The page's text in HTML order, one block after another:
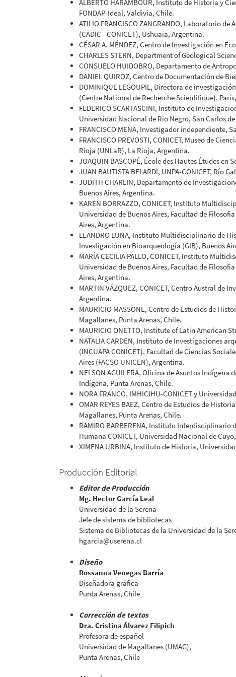
ALBERTO HARAMBOUR, Instituto de Historia y
FONDAP-Ideal, Valdivia, Chile.
ATILIO FRANCISCO ZANGRANDO, Laboratorio
(CADIC - CONICET), Ushuaia, Argentina.
CÉSAR A. MÉNDEZ, Centro de Investigación en
CHARLES STERN, Department of Geological
CONSUELO HUIDOBRO, Departamento de
DANIEL QUIROZ, Centro de Documentación de
DOMINIQUE LEGOUPIL, Directora de
(Centre National de Recherche Scientifique),
FEDERICO SCARTASCINI, Instituto de
Universidad Nacional de Rio Negro, San Carlos
FRANCISCO MENA, Investigador independiente,
FRANCISCO PREVOSTI, CONICET, Museo de
Rioja (UNLaR), La Rioja, Argentina.
JOAQUIN BASCOPÉ, École des Hautes Études en
JUAN BAUTISTA BELARDI, UNPA-CONICET, Río
JUDITH CHARLIN, Departamento de
Buenos Aires, Argentina.
KAREN BORRAZZO, CONICET, Instituto
Universidad de Buenos Aires, Facultad de
Aires, Argentina.
LEANDRO LUNA, Instituto Multidisciplinario de
Investigación en Bioarqueología (GIB), Buenos
MARÍA CECILIA PALLO, CONICET, Instituto
Universidad de Buenos Aires, Facultad de
Aires, Argentina.
MARTIN VÁZQUEZ, CONICET, Centro Austral de
Argentina.
MAURICIO MASSONE, Centro de Estudios de
Magallanes, Punta Arenas, Chile.
MAURICIO ONETTO, Institute of Latin American
NATALIA CARDEN, Instituto de Investigaciones
(INCUAPA CONICET), Facultad de Ciencias
Aires (FACSO UNICEN), Argentina.
NELSON AGUILERA, Oficina de Asuntos
Indígena, Punta Arenas, Chile.
NORA FRANCO, IMHICIHU-CONICET y
OMAR REYES BAEZ, Centro de Estudios de
Magallanes, Punta Arenas, Chile.
RAMIRO BARBERENA, Instituto
Humana CONICET, Universidad Nacional de
XIMENA URBINA, Instituto de Historia,
Producción Editorial
Editor de Producción
Mg. Hector García Leal
Universidad de la Serena
Jefe de sistema de bibliotecas
Sistema de Bibliotecas de la Universidad de la
hgarcia@userena.cl
Diseño
Rossanna Venegas Barría
Diseñadora gráfica
Punta Arenas, Chile
Corrección de textos
Dra. Cristina Álvarez Filipich
Profesora de español
Universidad de Magallanes (UMAG),
Punta Arenas, Chile